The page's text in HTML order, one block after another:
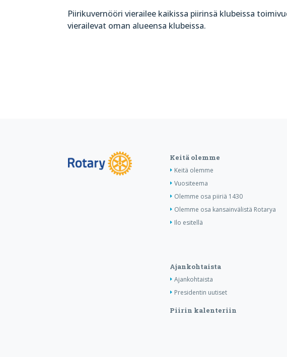
Piirikuvernööri vierailee kaikissa piirinsä klubeissa
vierailevat oman alueensa klubeissa.
Keitä olemme
Keitä olemme
Vuositeema
Olemme osa piiriä 1430
Olemme osa kansainvälistä Rotarya
Ilo esitellä
Ajankohtaista
Ajankohtaista
Presidentin uutiset
Piirin kalenteriin